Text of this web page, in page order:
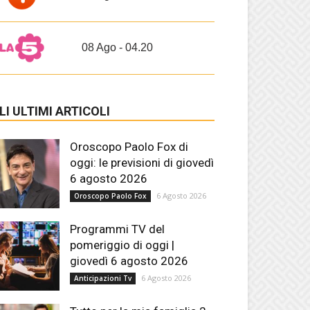
08 Ago - 04.20
ULTIMI ARTICOLI
Oroscopo Paolo Fox di
oggi: le previsioni di giovedì
6 agosto 2026
Oroscopo Paolo Fox 6 Agosto 2026
Programmi TV del
pomeriggio di oggi |
giovedì 6 agosto 2026
Anticipazioni Tv 6 Agosto 2026